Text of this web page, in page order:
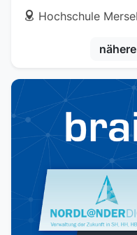
address
Hochschule